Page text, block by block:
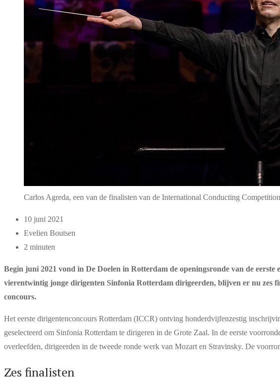
Carlos Agreda, een van de finalisten van de International Conducting
10 juni 2021
Evelien Boutsen
2 minuten
Begin juni 2021 vond in De Doelen in Rotterdam de openingsronde van de
vierentwintig jonge dirigenten Sinfonia Rotterdam dirigeerden, blijven er nu zes
concours.
Het eerste dirigentenconcours Rotterdam (ICCR) ontving honderdvijfenzestig
geselecteerd om Sinfonia Rotterdam te dirigeren in de Grote Zaal. In de eerste
overleefden, dirigeerden in de tweede ronde werk van Mozart en Stravinsky. De
Zes finalisten